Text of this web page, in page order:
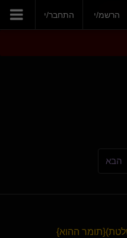
הרשמ/י התחבר/י
הבא
​{תומר ההוא}